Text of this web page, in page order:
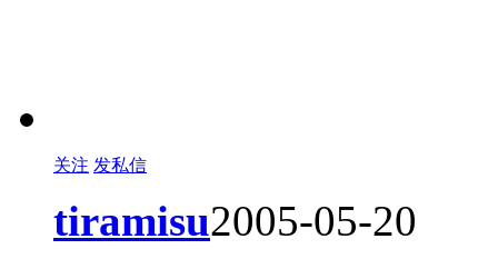
关注 发私信
tiramisu2005-05-20